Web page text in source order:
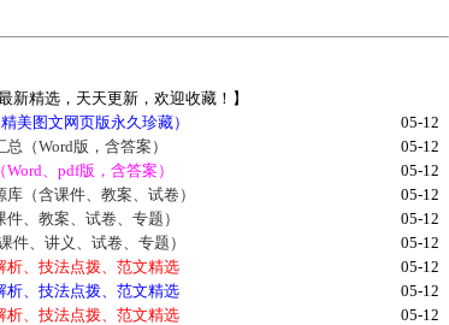
新精选，天天更新，欢迎收藏！】
美图文网页版永久珍藏）
05-12
（Word版，含答案）
05-12
、pdf版，含答案）
05-12
（含课件、教案、试卷）
05-12
、教案、试卷、专题）
05-12
件、讲义、试卷、专题）
05-12
析、技法点拨、范文精选
05-12
析、技法点拨、范文精选
05-12
析、技法点拨、范文精选
05-12